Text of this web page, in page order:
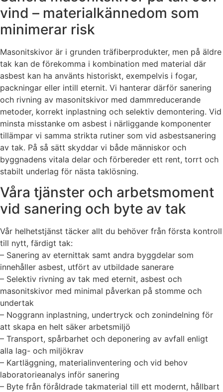
vind – materialkännedom som
minimerar risk
Masonitskivor är i grunden träfiberprodukter, men på äldre
tak kan de förekomma i kombination med material där
asbest kan ha använts historiskt, exempelvis i fogar,
packningar eller intill eternit. Vi hanterar därför sanering
och rivning av masonitskivor med dammreducerande
metoder, korrekt inplastning och selektiv demontering. Vid
minsta misstanke om asbest i närliggande komponenter
tillämpar vi samma strikta rutiner som vid asbestsanering
av tak. På så sätt skyddar vi både människor och
byggnadens vitala delar och förbereder ett rent, torrt och
stabilt underlag för nästa taklösning.
Våra tjänster och arbetsmoment
vid sanering och byte av tak
Vår helhetstjänst täcker allt du behöver från första kontroll
till nytt, färdigt tak:
– Sanering av eternittak samt andra byggdelar som
innehåller asbest, utfört av utbildade sanerare
– Selektiv rivning av tak med eternit, asbest och
masonitskivor med minimal påverkan på stomme och
undertak
– Noggrann inplastning, undertryck och zonindelning för
att skapa en helt säker arbetsmiljö
– Transport, spårbarhet och deponering av avfall enligt
alla lag- och miljökrav
– Kartläggning, materialinventering och vid behov
laboratorieanalys inför sanering
– Byte från föråldrade takmaterial till ett modernt, hållbart